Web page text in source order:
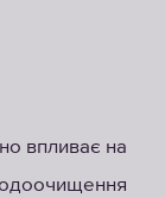
впливає на